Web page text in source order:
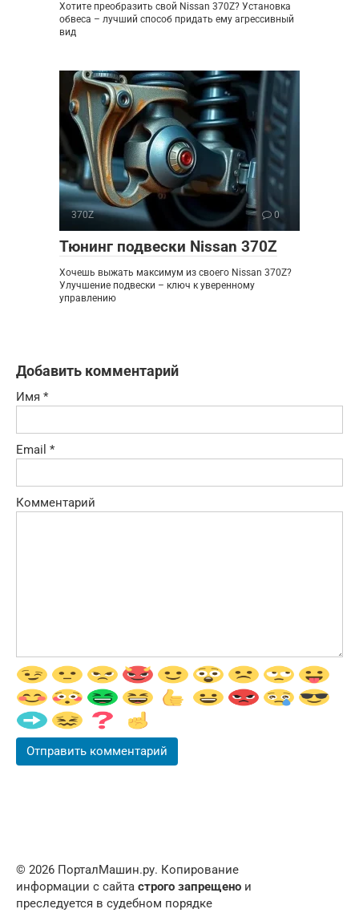
Хотите преобразить свой Nissan 370Z? Установка
обвеса – лучший способ придать ему агрессивный
вид
370Z 0
Тюнинг подвески Nissan 370Z
Хочешь выжать максимум из своего Nissan 370Z?
Улучшение подвески – ключ к уверенному
управлению
Добавить комментарий
Имя *
Email *
Комментарий
© 2026 ПорталМашин.ру. Копирование
информации с сайта строго запрещено и
преследуется в судебном порядке